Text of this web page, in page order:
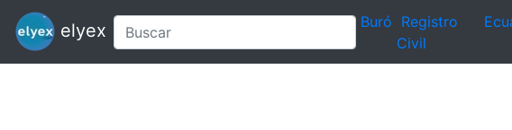
elyex Buró Registro
Civil